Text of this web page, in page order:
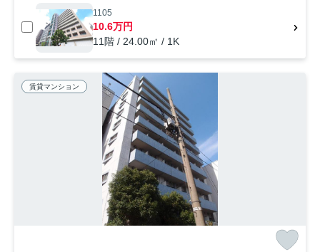
1105
10.6万円
11階 / 24.00㎡ / 1K
賃貸マンション